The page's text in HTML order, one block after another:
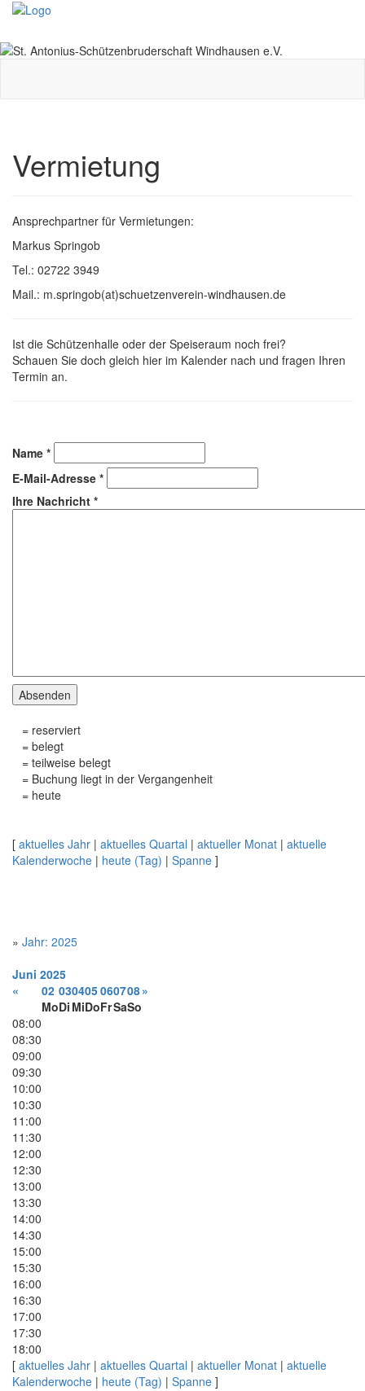
Vermietung
Ansprechpartner für Vermietungen:
Markus Springob
Tel.: 02722 3949
Mail.: m.springob(at)schuetzenverein-windhausen.de
Ist die Schützenhalle oder der Speiseraum noch frei?
Schauen Sie doch gleich hier im Kalender nach und fragen Ihren
Termin an.
Name *
E-Mail-Adresse *
Ihre Nachricht *
Absenden
= reserviert
= belegt
= teilweise belegt
= Buchung liegt in der Vergangenheit
= heute
[ aktuelles Jahr | aktuelles Quartal | aktueller Monat | aktuelle
Kalenderwoche | heute (Tag) | Spanne ]
» Jahr: 2025
Juni 2025
«
02 030405060708»
MoDi MiDoFrSaSo
08:00
08:30
09:00
09:30
10:00
10:30
11:00
11:30
12:00
12:30
13:00
13:30
14:00
14:30
15:00
15:30
16:00
16:30
17:00
17:30
18:00
[ aktuelles Jahr | aktuelles Quartal | aktueller Monat | aktuelle
Kalenderwoche | heute (Tag) | Spanne ]